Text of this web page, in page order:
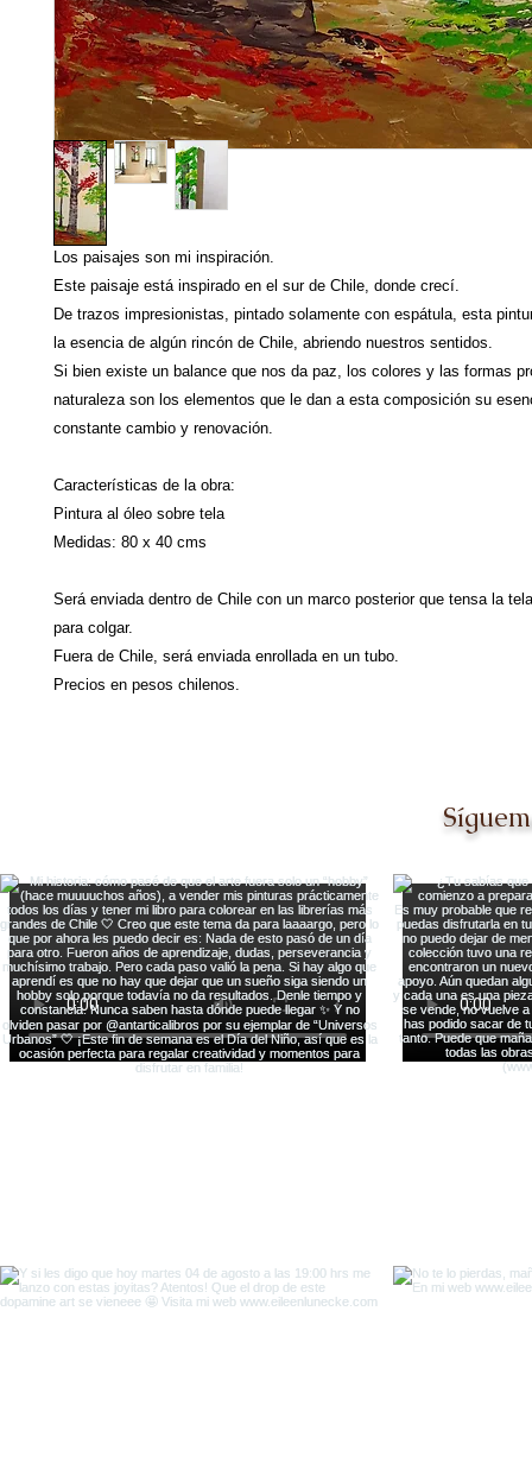
Los paisajes son mi inspiración.
Este paisaje está inspirado en el sur de Chile, donde crecí.
De trazos impresionistas, pintado solamente con espátula, esta
la esencia de algún rincón de Chile, abriendo nuestros sentidos.
Si bien existe un balance que nos da paz, los colores y las formas
naturaleza son los elementos que le dan a esta composición su
constante cambio y renovación.
Características de la obra:
Pintura al óleo sobre tela
Medidas: 80 x 40 cms
Será enviada dentro de Chile con un marco posterior que tensa la
para colgar.
Fuera de Chile, será enviada enrollada en un tubo.
Precios en pesos chilenos.